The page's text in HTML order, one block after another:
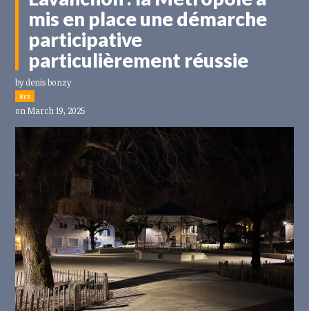
mis en place une démarche
participative
particulièrement réussie
bydenis bonzy
8cs
on March 19, 2025